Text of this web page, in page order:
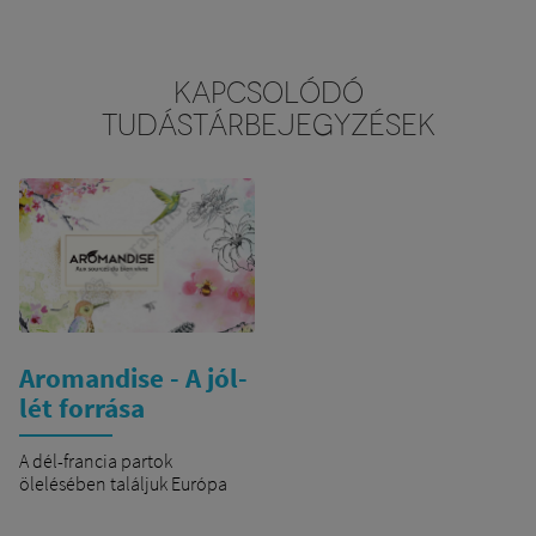
KAPCSOLÓDÓ
TUDÁSTÁRBEJEGYZÉSEK
Aromandise - A jól-
lét forrása
A dél-francia partok
ölelésében találjuk Európa